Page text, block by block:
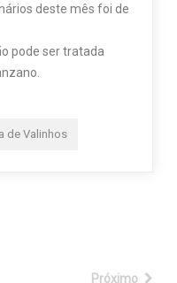
deste mês foi de
pode ser tratada
de Valinhos
Próximo